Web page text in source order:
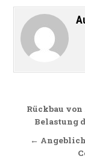
Rückbau
Belastung
←